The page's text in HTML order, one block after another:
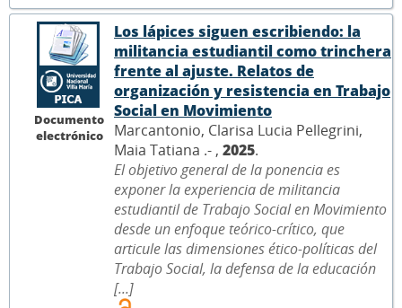
Documento
electrónico
Los lápices siguen escribiendo: la
militancia estudiantil como trinchera
frente al ajuste. Relatos de
organización y resistencia en Trabajo
Social en Movimiento
Marcantonio, Clarisa Lucia Pellegrini,
Maia Tatiana .- , 2025.
El objetivo general de la ponencia es
exponer la experiencia de militancia
estudiantil de Trabajo Social en Movimiento
desde un enfoque teórico-crítico, que
articule las dimensiones ético-políticas del
Trabajo Social, la defensa de la educación
[...]